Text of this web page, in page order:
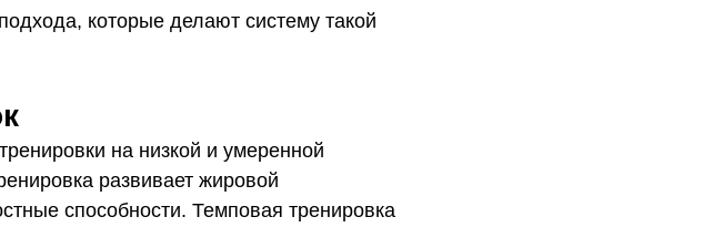
которые делают систему такой
на низкой и умеренной
развивает жировой
способности. Темповая тренировка